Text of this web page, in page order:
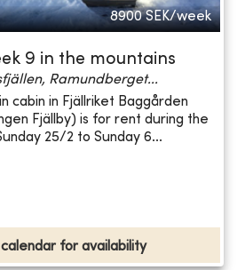
8900 SEK/week
9 in the mountains
Ramundberget...
cabin in Fjällriket Baggården
Fjällby) is for rent during the
25/2 to Sunday 6...
for availability